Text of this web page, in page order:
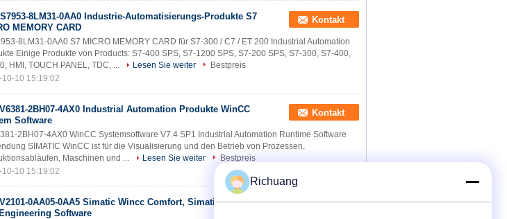
8LM31-0AA0 Industrie-Automatisierungs-Produkte S7
MEMORY CARD
Kontakt
8LM31-0AA0 S7 MICRO MEMORY CARD für S7-300 / C7 / ET 200 Industrial Automation
Einige Produkte von Products: S7-400 SPS, S7-1200 SPS, S7-200 SPS, S7-300, S7-400,
HMI, TOUCH PANEL, TDC, ...
Lesen Sie weiter
Bestpreis
10 15:19:02
2BH07-4AX0 Industrial Automation Produkte WinCC
Software
Kontakt
2BH07-4AX0 WinCC Systemsoftware V7.4 SP1 Industrial Automation Runtime Software
SIMATIC WinCC ist für die Visualisierung und den Betrieb von Prozessen,
Maschinen und ...
Lesen Sie weiter
Bestpreis
10 15:19:02
0AA05-0AA5 Simatic Wincc Comfort, Simatic WinCC
Software
Richuang